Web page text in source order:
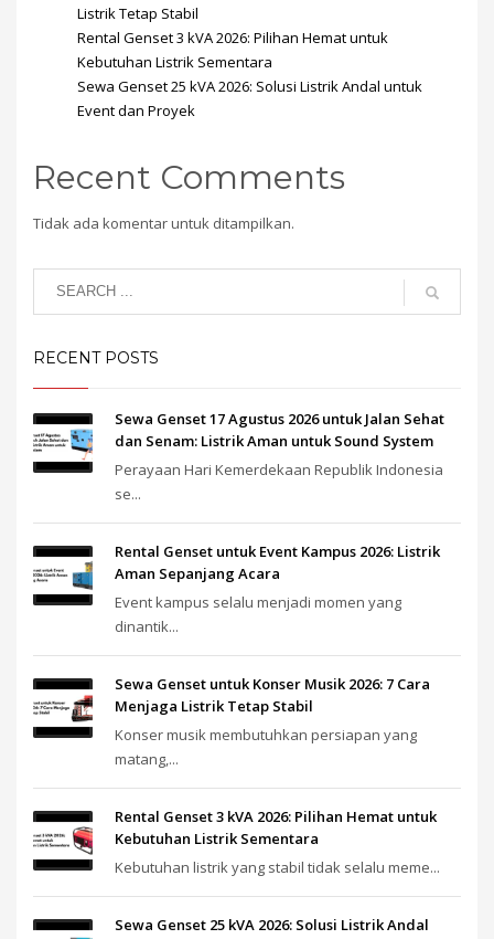
Listrik Tetap Stabil
Rental Genset 3 kVA 2026: Pilihan Hemat untuk
Kebutuhan Listrik Sementara
Sewa Genset 25 kVA 2026: Solusi Listrik Andal untuk
Event dan Proyek
Recent Comments
Tidak ada komentar untuk ditampilkan.
RECENT POSTS
Sewa Genset 17 Agustus 2026 untuk Jalan Sehat
dan Senam: Listrik Aman untuk Sound System
Perayaan Hari Kemerdekaan Republik Indonesia
se...
Rental Genset untuk Event Kampus 2026: Listrik
Aman Sepanjang Acara
Event kampus selalu menjadi momen yang
dinantik...
Sewa Genset untuk Konser Musik 2026: 7 Cara
Menjaga Listrik Tetap Stabil
Konser musik membutuhkan persiapan yang
matang,...
Rental Genset 3 kVA 2026: Pilihan Hemat untuk
Kebutuhan Listrik Sementara
Kebutuhan listrik yang stabil tidak selalu meme...
Sewa Genset 25 kVA 2026: Solusi Listrik Andal